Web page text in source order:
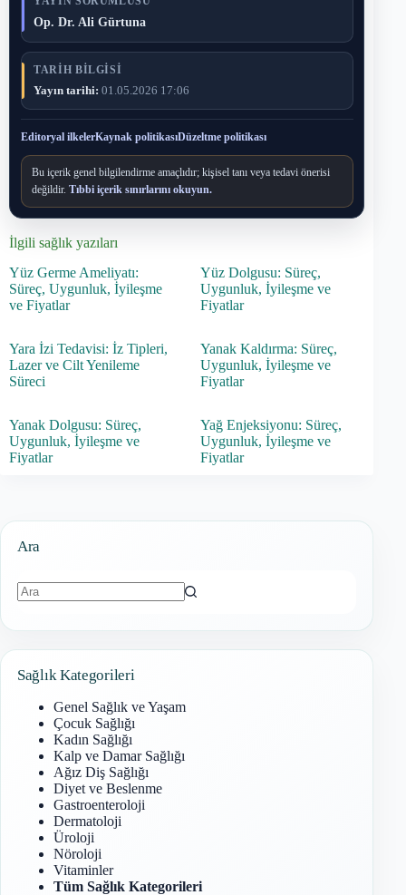
Op. Dr. Ali Gürtuna
TARIH BILGISI
Yayın tarihi: 01.05.2026 17:06
Editoryal ilkelerKaynak politikasıDüzeltme politikası
Bu içerik genel bilgilendirme amaçlıdır; kişisel tanı veya tedavi önerisi
değildir. Tıbbi içerik sınırlarını okuyun.
İlgili sağlık yazıları
Yüz Germe Ameliyatı:
Süreç, Uygunluk, İyileşme
ve Fiyatlar
Yüz Dolgusu: Süreç,
Uygunluk, İyileşme ve
Fiyatlar
Yara İzi Tedavisi: İz Tipleri,
Lazer ve Cilt Yenileme
Süreci
Yanak Kaldırma: Süreç,
Uygunluk, İyileşme ve
Fiyatlar
Yanak Dolgusu: Süreç,
Uygunluk, İyileşme ve
Fiyatlar
Yağ Enjeksiyonu: Süreç,
Uygunluk, İyileşme ve
Fiyatlar
Ara
Sağlık Kategorileri
Genel Sağlık ve Yaşam
Çocuk Sağlığı
Kadın Sağlığı
Kalp ve Damar Sağlığı
Ağız Diş Sağlığı
Diyet ve Beslenme
Gastroenteroloji
Dermatoloji
Üroloji
Nöroloji
Vitaminler
Tüm Sağlık Kategorileri